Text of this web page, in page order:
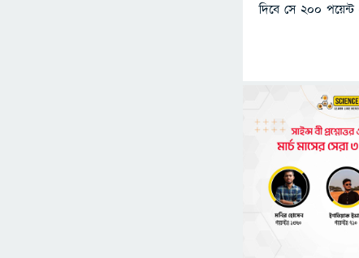
দিবে সে ২০০ পয়েন্ট